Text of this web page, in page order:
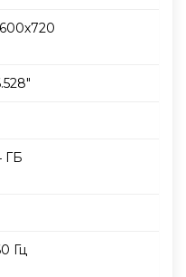
ГБ
Гц